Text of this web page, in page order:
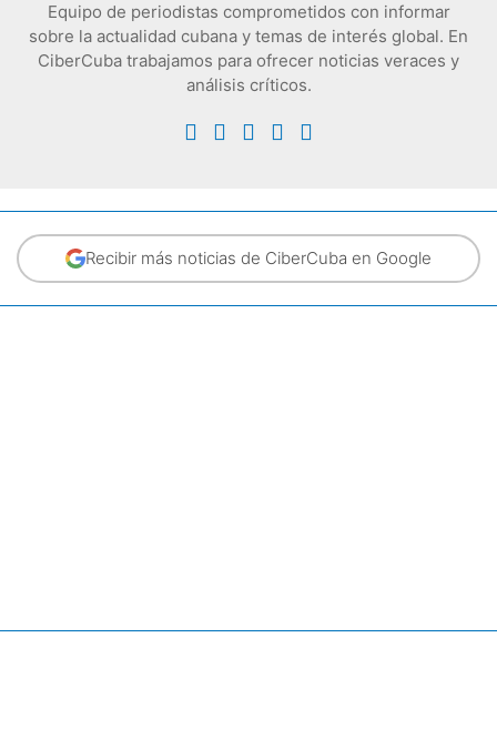
Equipo de periodistas comprometidos con informar
sobre la actualidad cubana y temas de interés global. En
CiberCuba trabajamos para ofrecer noticias veraces y
análisis críticos.
Recibir más noticias de CiberCuba en Google